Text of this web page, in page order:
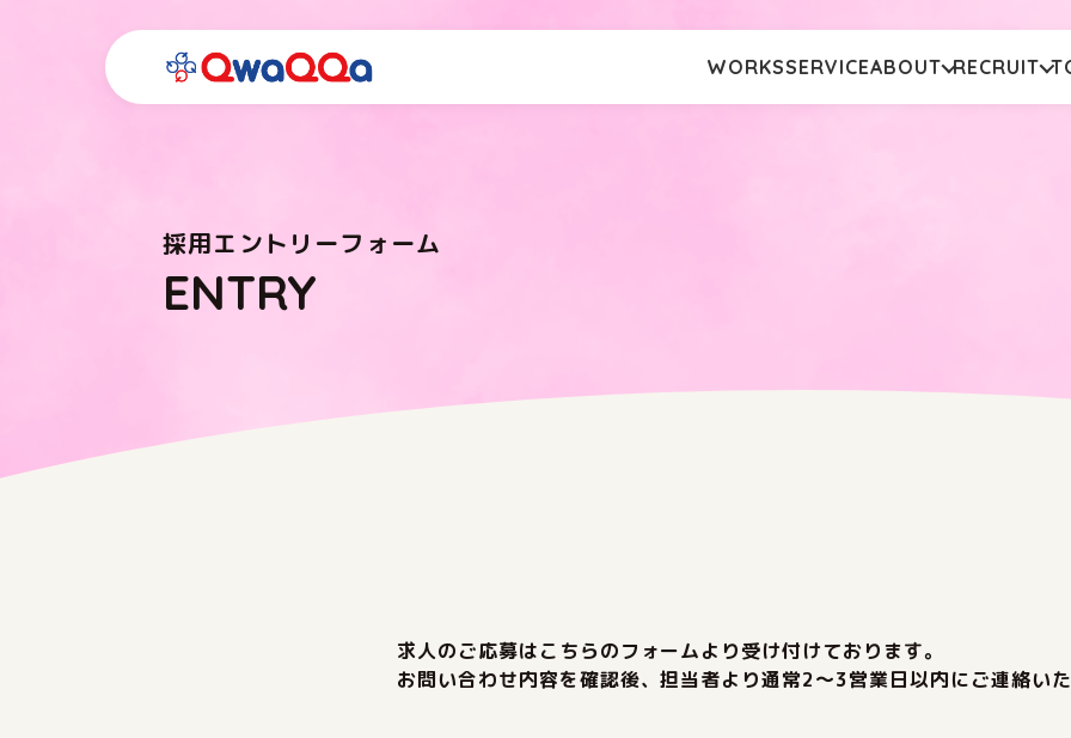
WORKSSERVICEABOUT RECRUIT
採用エントリーフォーム
ENTRY
求人のご応募はこちらのフォームより受け付けております。
お問い合わせ内容を確認後、担当者より通常2〜3営業日以内にご連絡いた